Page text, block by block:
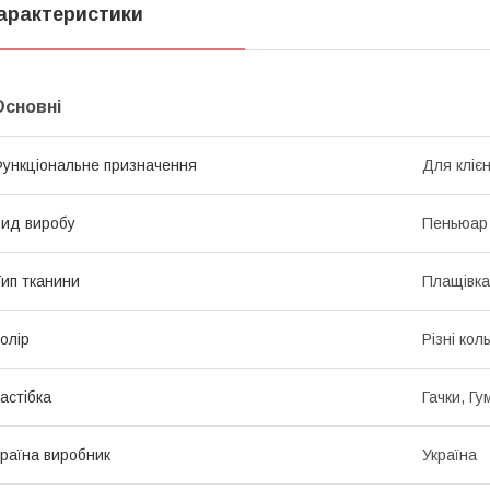
призначення Для
виробу Пеньюар
тканини Плащівка
Різні
Гачки,
виробник Україна